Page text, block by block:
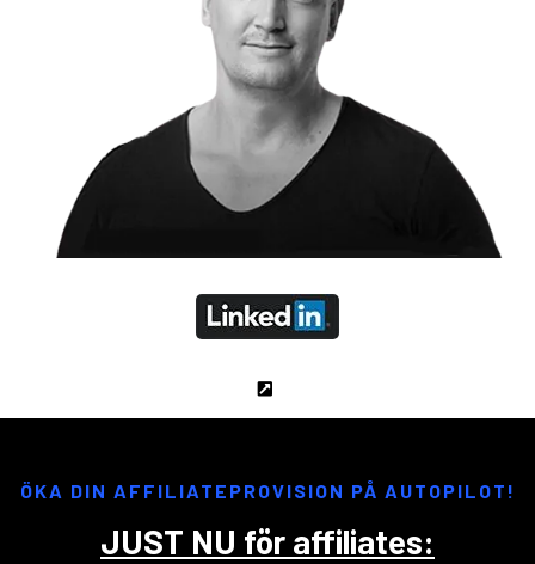
ÖKA DIN AFFILIATEPROVISION PÅ AUTOPILOT!
JUST NU för affiliates: